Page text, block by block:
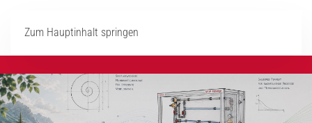
Zum Hauptinhalt springen